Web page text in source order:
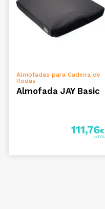
VER OPÇÕES
Almofadas para Cadeira de
Rodas
Almofada JAY Basic
111,76€